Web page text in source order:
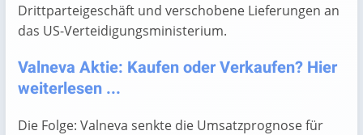
Drittparteigeschäft und verschobene Lieferungen an
das US-Verteidigungsministerium.
Valneva Aktie: Kaufen oder Verkaufen? Hier
weiterlesen ...
Die Folge: Valneva senkte die Umsatzprognose für